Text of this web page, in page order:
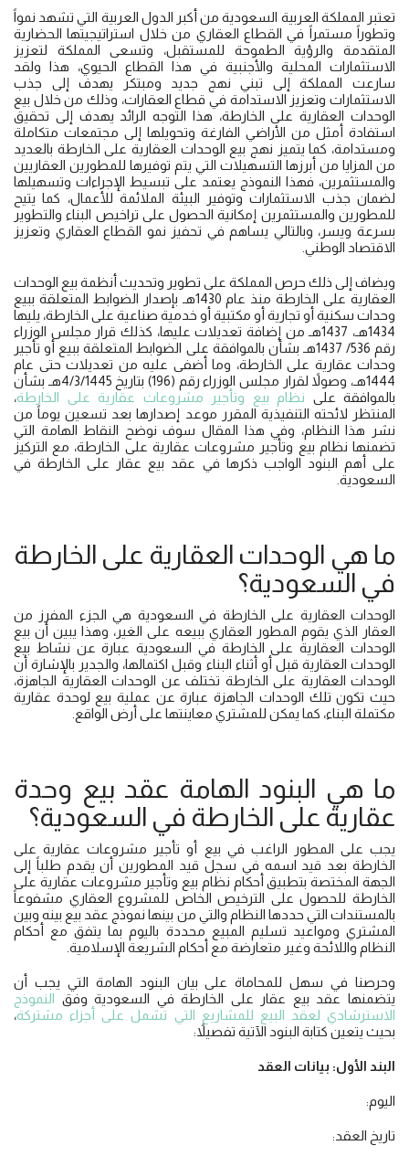
تعتبر المملكة العربية السعودية من أكبر الدول العربية التي تشهد نمواً
وتطوراً مستمراً في القطاع العقاري من خلال استراتيجيتها الحضارية
المتقدمة والرؤية الطموحة للمستقبل، وتسعى المملكة لتعزيز
الاستثمارات المحلية والأجنبية في هذا القطاع الحيوي، هذا ولقد
سارعت المملكة إلى تبني نهج جديد ومبتكر يهدف إلى جذب
الاستثمارات وتعزيز الاستدامة في قطاع العقارات، وذلك من خلال بيع
الوحدات العقارية على الخارطة، هذا التوجه الرائد يهدف إلى تحقيق
استفادة أمثل من الأراضي الفارغة وتحويلها إلى مجتمعات متكاملة
ومستدامة، كما يتميز نهج بيع الوحدات العقارية على الخارطة بالعديد
من المزايا من أبرزها التسهيلات التي يتم توفيرها للمطورين العقاريين
والمستثمرين، فهذا النموذج يعتمد على تبسيط الإجراءات وتسهيلها
لضمان جذب الاستثمارات وتوفير البيئة الملائمة للأعمال، كما يتيح
للمطورين والمستثمرين إمكانية الحصول على تراخيص البناء والتطوير
بسرعة ويسر، وبالتالي يساهم في تحفيز نمو القطاع العقاري وتعزيز
الاقتصاد الوطني.
ويضاف إلى ذلك حرص المملكة على تطوير وتحديث أنظمة بيع الوحدات
العقارية على الخارطة منذ عام 1430هـ بإصدار الضوابط المتعلقة ببيع
وحدات سكنية أو تجارية أو مكتبية أو خدمية صناعية على الخارطة، يليها
1434هـ، 1437هـ من إضافة تعديلات عليها، كذلك قرار مجلس الوزراء
رقم 536/ 1437هـ بشأن بالموافقة على الضوابط المتعلقة ببيع أو تأجير
وحدات عقارية على الخارطة، وما أضفى عليه من تعديلات حتى عام
1444هـ، وصولاً لقرار مجلس الوزراء رقم (196) بتاريخ 4/3/1445هـ بشأن
بالموافقة على نظام بيع وتأجير مشروعات عقارية على الخارطة،
المنتظر لائحته التنفيذية المقرر موعد إصدارها بعد تسعين يوماً من
نشر هذا النظام، وفي هذا المقال سوف نوضح النقاط الهامة التي
تضمنها نظام بيع وتأجير مشروعات عقارية على الخارطة، مع التركيز
على أهم البنود الواجب ذكرها في عقد بيع عقار على الخارطة في
السعودية.
ما هي الوحدات العقارية على الخارطة
في السعودية؟
الوحدات العقارية على الخارطة في السعودية هي الجزء المفرز من
العقار الذي يقوم المطور العقاري ببيعه على الغير، وهذا يبين أن بيع
الوحدات العقارية على الخارطة في السعودية عبارة عن نشاط بيع
الوحدات العقارية قبل أو أثناء البناء وقبل اكتمالها، والجدير بالإشارة أن
الوحدات العقارية على الخارطة تختلف عن الوحدات العقارية الجاهزة،
حيث تكون تلك الوحدات الجاهزة عبارة عن عملية بيع لوحدة عقارية
مكتملة البناء، كما يمكن للمشتري معاينتها على أرض الواقع.
ما هي البنود الهامة عقد بيع وحدة
عقارية على الخارطة في السعودية؟
يجب على المطور الراغب في بيع أو تأجير مشروعات عقارية على
الخارطة بعد قيد اسمه في سجل قيد المطورين أن يقدم طلباً إلى
الجهة المختصة بتطبيق أحكام نظام بيع وتأجير مشروعات عقارية على
الخارطة للحصول على الترخيص الخاص للمشروع العقاري مشفوعاً
بالمستندات التي حددها النظام والتي من بينها نموذج عقد بيع بينه وبين
المشتري ومواعيد تسليم المبيع محددة باليوم بما يتفق مع أحكام
النظام واللائحة وغير متعارضة مع أحكام الشريعة الإسلامية.
وحرصنا في سهل للمحاماة على بيان البنود الهامة التي يجب أن
يتضمنها عقد بيع عقار على الخارطة في السعودية وفق النموذج
الاسترشادي لعقد البيع للمشاريع التي تشمل على أجزاء مشتركة،
بحيث يتعين كتابة البنود الآتية تفصيلاً:
البند الأول: بيانات العقد
اليوم:
تاريخ العقد: